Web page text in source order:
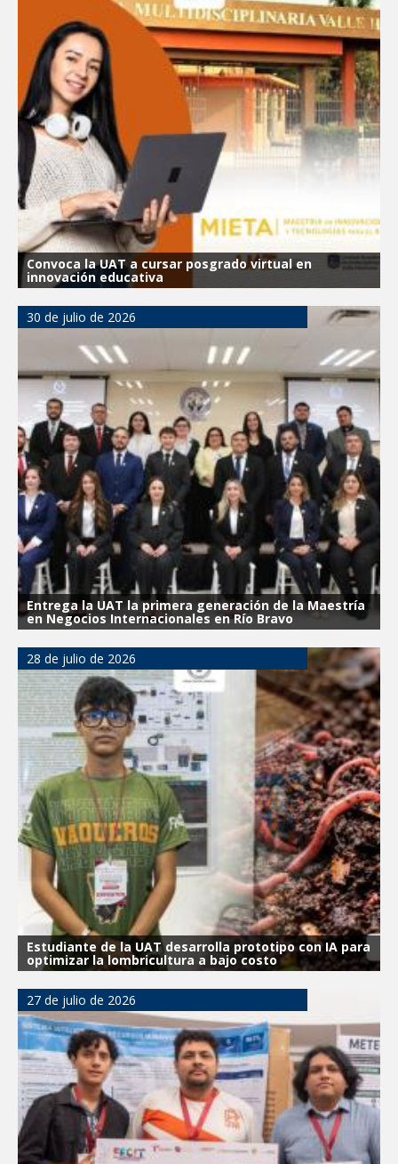
Convoca la UAT a cursar posgrado virtual en
innovación educativa
30 de julio de 2026
Entrega la UAT la primera generación de la Maestría
en Negocios Internacionales en Río Bravo
28 de julio de 2026
Estudiante de la UAT desarrolla prototipo con IA para
optimizar la lombricultura a bajo costo
27 de julio de 2026